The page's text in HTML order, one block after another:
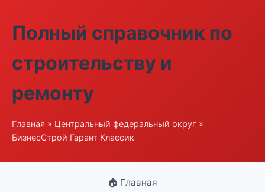
Полный справочник по
строительству и
ремонту
Главная » Центральный федеральный округ »
БизнесСтрой Гарант Классик
🏠 Главная